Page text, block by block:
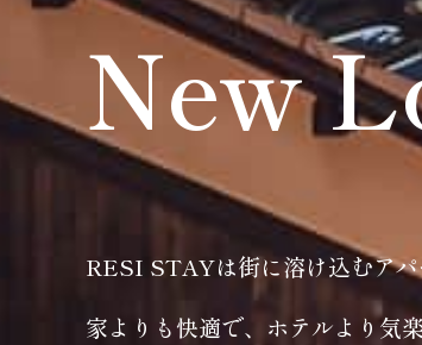
New
RESI STAYは街に溶け込むア
家よりも快適で、ホテルより気